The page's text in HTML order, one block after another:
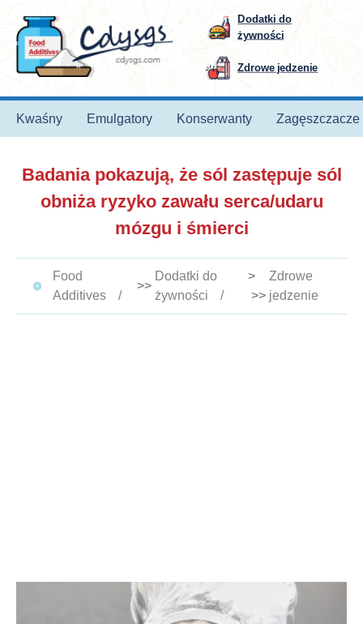
Dodatki do
żywności
Zdrowe jedzenie
Kwaśny Emulgatory Konserwanty Zagęszczacze
Badania pokazują, że sól zastępuje sól
obniża ryzyko zawału serca/udaru
mózgu i śmierci
Food
Additives
>>
Dodatki do
żywności
>
>>
Zdrowe
jedzenie